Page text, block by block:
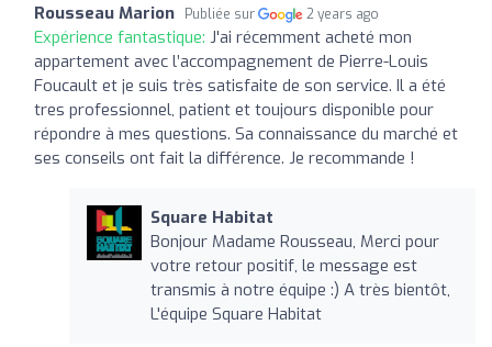
Rousseau Marion Publiée sur 2 years ago
Expérience fantastique: J'ai récemment acheté mon
appartement avec l’accompagnement de Pierre-Louis
Foucault et je suis très satisfaite de son service. Il a été
tres professionnel, patient et toujours disponible pour
répondre à mes questions. Sa connaissance du marché et
ses conseils ont fait la différence. Je recommande !
Square Habitat
Bonjour Madame Rousseau, Merci pour
votre retour positif, le message est
transmis à notre équipe :) A très bientôt,
L'équipe Square Habitat